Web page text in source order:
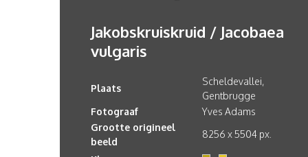
Jakobskruiskruid / Jacobaea
vulgaris
Plaats
Scheldevallei,
Gentbrugge
Fotograaf
Yves Adams
Grootte origineel
beeld
8256 x 5504 px.